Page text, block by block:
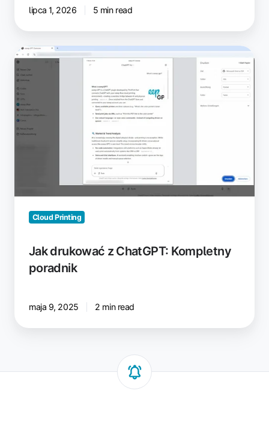
lipca 1, 2026 5 min read
Jak
drukować
z
ChatGPT:
Kompletny
poradnik
Cloud Printing
Jak drukować z ChatGPT: Kompletny
poradnik
maja 9, 2025 2 min read